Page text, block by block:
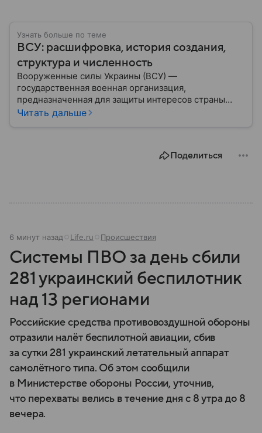
Узнать больше по теме
ВСУ: расшифровка, история создания,
структура и численность
Вооруженные силы Украины (ВСУ) —
государственная военная организация,
предназначенная для защиты интересов страны
военным путем. Была создана после
Читать дальше
Поделиться
6 минут назад Life.ru Происшествия
Системы ПВО за день сбили
281 украинский беспилотник
над 13 регионами
Российские средства противовоздушной обороны
отразили налёт беспилотной авиации, сбив
за сутки 281 украинский летательный аппарат
самолётного типа. Об этом сообщили
в Министерстве обороны России, уточнив,
что перехваты велись в течение дня с 8 утра до 8
вечера.